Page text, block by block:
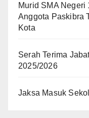
Murid SMA
Anggota Paskibra
Kota
Serah Terima
2025/2026
Jaksa Masuk